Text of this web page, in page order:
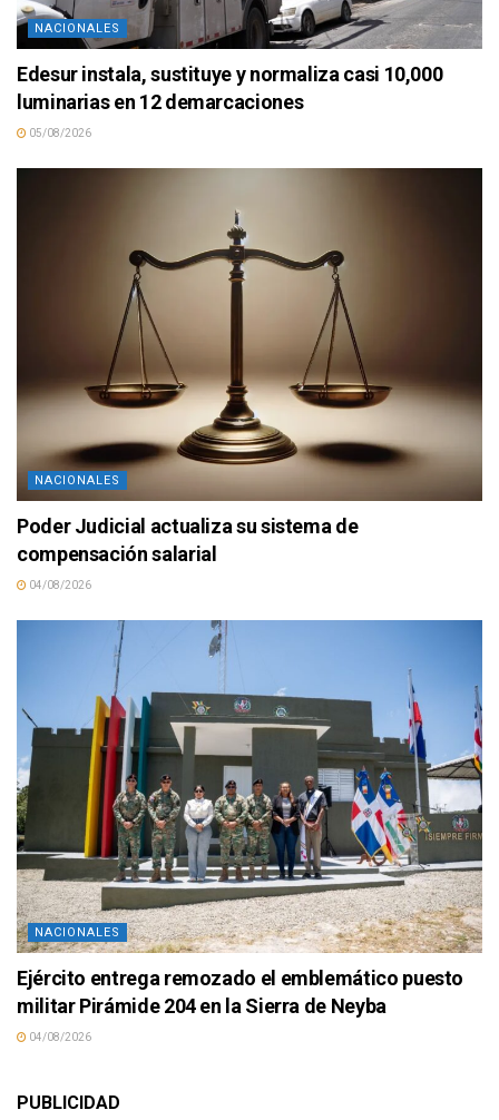
NACIONALES
Edesur instala, sustituye y normaliza casi 10,000
luminarias en 12 demarcaciones
05/08/2026
NACIONALES
Poder Judicial actualiza su sistema de
compensación salarial
04/08/2026
NACIONALES
Ejército entrega remozado el emblemático puesto
militar Pirámide 204 en la Sierra de Neyba
04/08/2026
PUBLICIDAD